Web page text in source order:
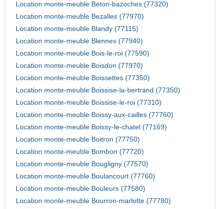
Location monte-meuble Beton-bazoches (77320)
Location monte-meuble Bezalles (77970)
Location monte-meuble Blandy (77115)
Location monte-meuble Blennes (77940)
Location monte-meuble Bois-le-roi (77590)
Location monte-meuble Boisdon (77970)
Location monte-meuble Boissettes (77350)
Location monte-meuble Boissise-la-bertrand (77350)
Location monte-meuble Boissise-le-roi (77310)
Location monte-meuble Boissy-aux-cailles (77760)
Location monte-meuble Boissy-le-chatel (77169)
Location monte-meuble Boitron (77750)
Location monte-meuble Bombon (77720)
Location monte-meuble Bougligny (77570)
Location monte-meuble Boulancourt (77760)
Location monte-meuble Bouleurs (77580)
Location monte-meuble Bourron-marlotte (77780)